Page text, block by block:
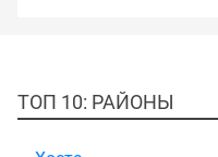
ТОП 10: РАЙОНЫ